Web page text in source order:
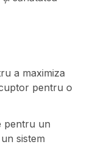
a maximiza
pentru o
pentru un
sistem